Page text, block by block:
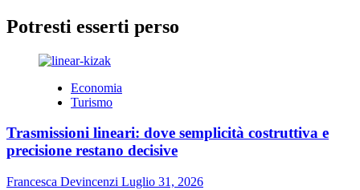
Potresti esserti perso
Economia
Turismo
Trasmissioni lineari: dove semplicità costruttiva e
precisione restano decisive
Francesca Devincenzi Luglio 31, 2026